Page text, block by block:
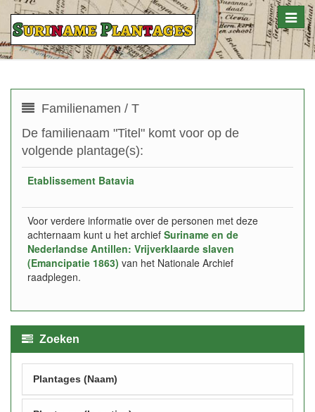
Toggle
Familienamen / T
De familienaam "Titel" komt voor op de
volgende plantage(s):
Etablissement Batavia
Voor verdere informatie over de personen met deze
achternaam kunt u het archief Suriname en de
Nederlandse Antillen: Vrijverklaarde slaven
(Emancipatie 1863) van het Nationale Archief
raadplegen.
Zoeken
Plantages (Naam)